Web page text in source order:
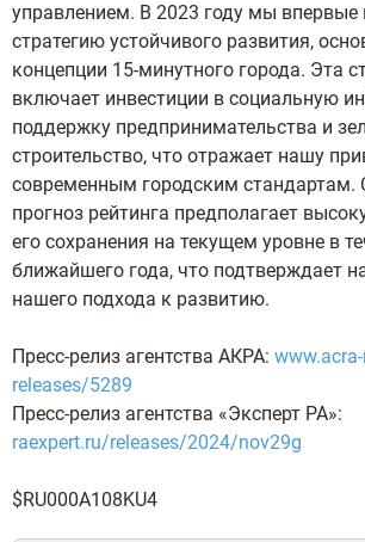
управлением. В 2023 году мы впервые
стратегию устойчивого развития,
концепции 15-минутного города. Эта
включает инвестиции в социальную
поддержку предпринимательства и
строительство, что отражает нашу
современным городским стандартам.
прогноз рейтинга предполагает
его сохранения на текущем уровне в
ближайшего года, что подтверждает
нашего подхода к развитию.
Пресс-релиз агентства АКРА:
releases/5289
Пресс-релиз агентства «Эксперт РА»:
raexpert.ru/releases/2024/nov29g
$RU000A108KU4